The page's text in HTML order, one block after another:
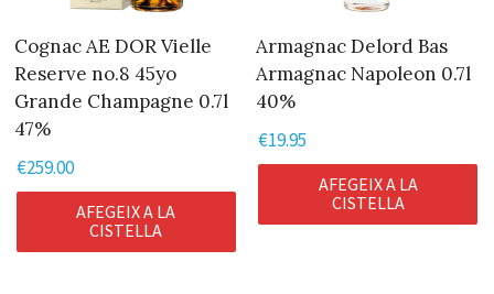
Cognac AE DOR Vielle
Reserve no.8 45yo
Grande Champagne 0.7l
47%
€259.00
AFEGEIX A LA
CISTELLA
Armagnac Delord Bas
Armagnac Napoleon 0.7l
40%
€19.95
AFEGEIX A LA
CISTELLA